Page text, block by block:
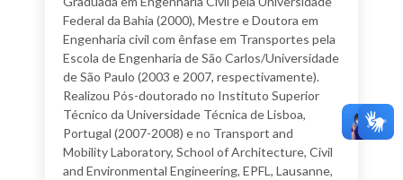
Federal da Bahia (2000), Mestre e Doutora em
Engenharia civil com ênfase em Transportes pela
Escola de Engenharia de São Carlos/Universidade
de São Paulo (2003 e 2007, respectivamente).
Realizou Pós-doutorado no Instituto Superior
Técnico da Universidade Técnica de Lisboa,
Portugal (2007-2008) e no Transport and
Mobility Laboratory, School of Architecture, Civil
and Environmental Engineering, EPFL, Lausanne,